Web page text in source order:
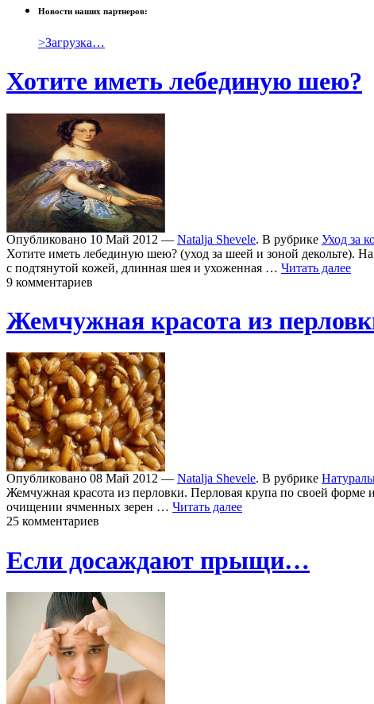
Новости наших партнеров:
>Загрузка…
Хотите иметь лебединую шею?
Опубликовано 10 Май 2012 — Natalja Shevele. В рубрике Уход за
Хотите иметь лебединую шею? (уход за шеей и зоной декольте).
с подтянутой кожей, длинная шея и ухоженная … Читать далее
9 комментариев
Жемчужная красота из
Опубликовано 08 Май 2012 — Natalja Shevele. В рубрике
Жемчужная красота из перловки. Перловая крупа по своей форме
очищении ячменных зерен … Читать далее
25 комментариев
Если досаждают прыщи…